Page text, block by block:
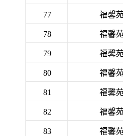
77 福馨苑
78 福馨苑
79 福馨苑
80 福馨苑
81 福馨苑
82 福馨苑
83 福馨苑